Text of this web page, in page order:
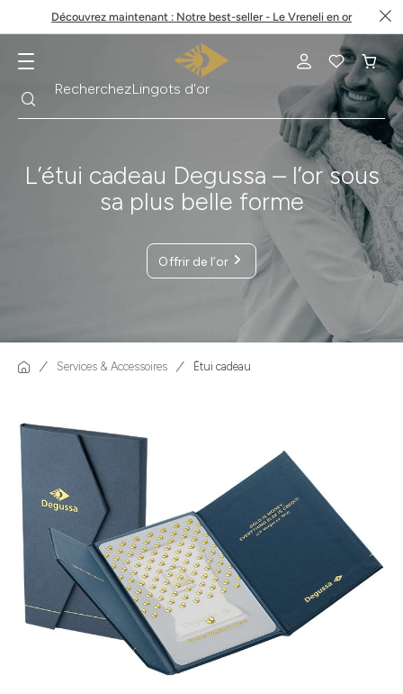
Découvrez maintenant : Notre best-seller - Le Vreneli en or
RechercheRecherchezLingots d'or
L’étui cadeau Degussa – l’or sous
sa plus belle forme
Offrir de l’or
Services & Accessoires Étui cadeau